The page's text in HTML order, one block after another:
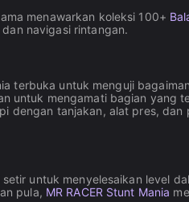
menawarkan koleksi 100+
navigasi rintangan.
terbuka untuk menguji
untuk mengamati bagian yang
dengan tanjakan, alat pres, dan
untuk menyelesaikan level
pula, MR RACER Stunt Mania